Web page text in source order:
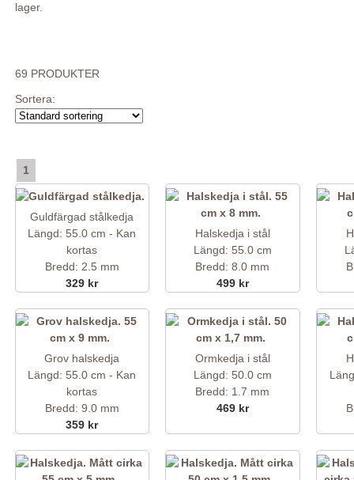
lager.
69 PRODUKTER
Sortera:
1
Guldfärgad stålkedja
Längd: 55.0 cm - Kan
kortas
Bredd: 2.5 mm
329 kr
Halskedja i stål
Längd: 55.0 cm
Bredd: 8.0 mm
499 kr
Grov halskedja
Längd: 55.0 cm - Kan
kortas
Bredd: 9.0 mm
359 kr
Ormkedja i stål
Längd: 50.0 cm
Bredd: 1.7 mm
469 kr